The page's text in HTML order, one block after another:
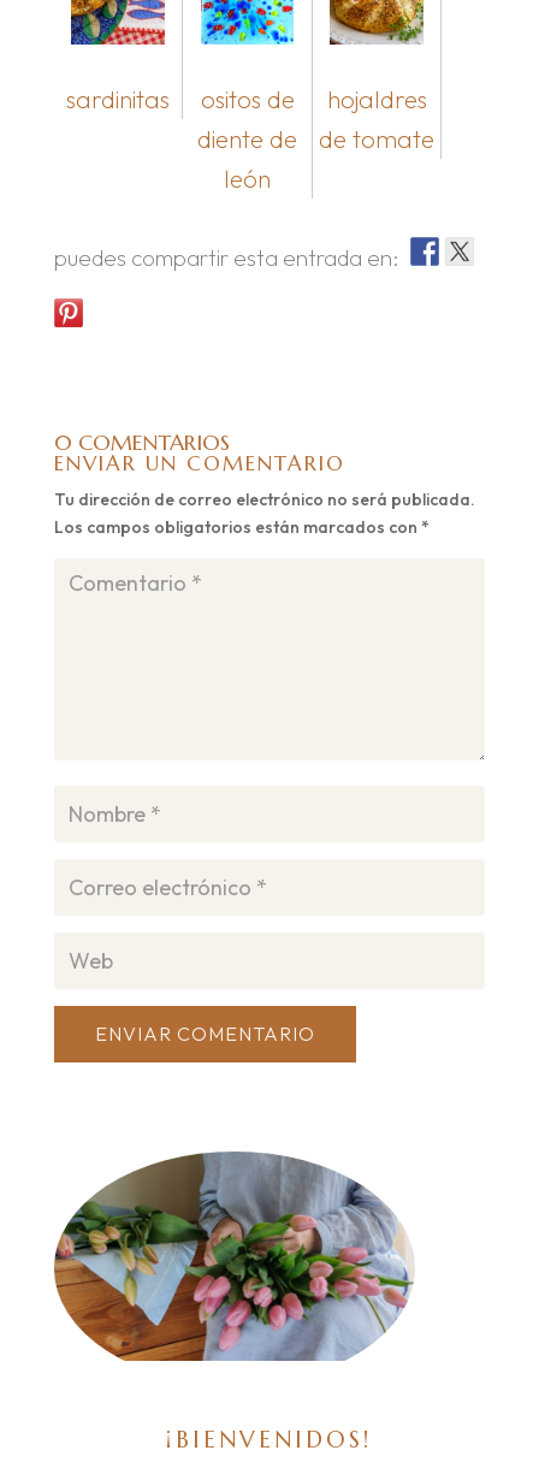
sardinitas
ositos de
diente de
león
hojaldres
de tomate
puedes compartir esta entrada en:
0 COMENTARIOS
ENVIAR UN COMENTARIO
Tu dirección de correo electrónico no será publicada.
Los campos obligatorios están marcados con *
ENVIAR COMENTARIO
¡BIENVENIDOS!